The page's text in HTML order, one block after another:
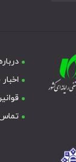
تماس